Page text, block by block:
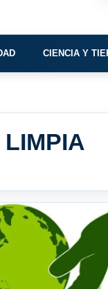
CIENCIA Y